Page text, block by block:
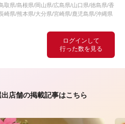
ログインして
行った数を見る
取県/島根県/岡山県/広島県/山口県/徳島県/香
崎県/熊本県/大分県/宮崎県/鹿児島県/沖縄県
出店舗の掲載記事はこちら